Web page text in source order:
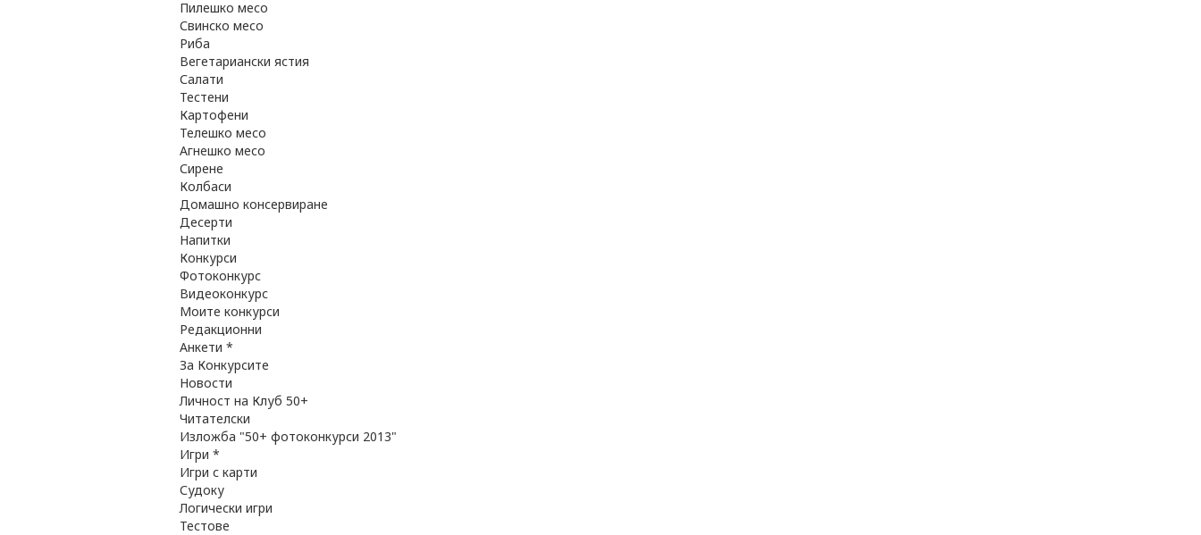
Пилешко месо
Свинско месо
Риба
Вегетариански ястия
Салати
Тестени
Картофени
Телешко месо
Агнешко месо
Сирене
Колбаси
Домашно консервиране
Десерти
Напитки
Конкурси
Фотоконкурс
Видеоконкурс
Моите конкурси
Редакционни
Анкети *
За Конкурсите
Новости
Личност на Клуб 50+
Читателски
Изложба "50+ фотоконкурси 2013"
Игри *
Игри с карти
Судоку
Логически игри
Тестове